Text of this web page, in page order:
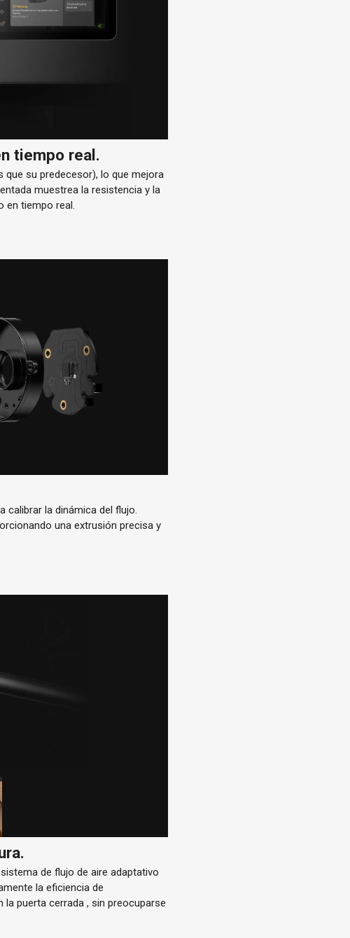
tiempo real.
que su predecesor), lo que mejora
muestrea la resistencia y la
en tiempo real.
calibrar la dinámica del flujo.
una extrusión precisa y
de flujo de aire adaptativo
la eficiencia de
lapuerta cerrada , sin preocuparse